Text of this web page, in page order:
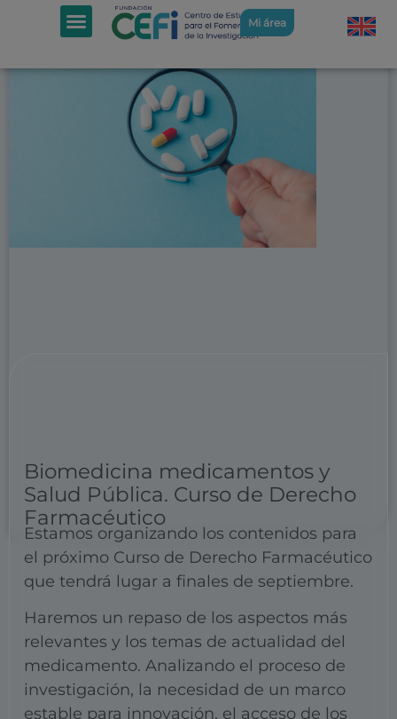
Mi área
Biomedicina medicamentos y
Salud Pública. Curso de Derecho
Farmacéutico
Estamos organizando los contenidos para
el próximo Curso de Derecho Farmacéutico
que tendrá lugar a finales de septiembre.
Haremos un repaso de los aspectos más
relevantes y los temas de actualidad del
medicamento. Analizando el proceso de
investigación, la necesidad de un marco
estable para innovación, el acceso de los